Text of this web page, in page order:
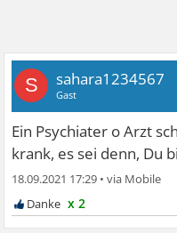
S sahara1234567
Gast
Ein Psychiater o Arzt
krank, es sei denn, Du
18.09.2021 17:29 •
x 2